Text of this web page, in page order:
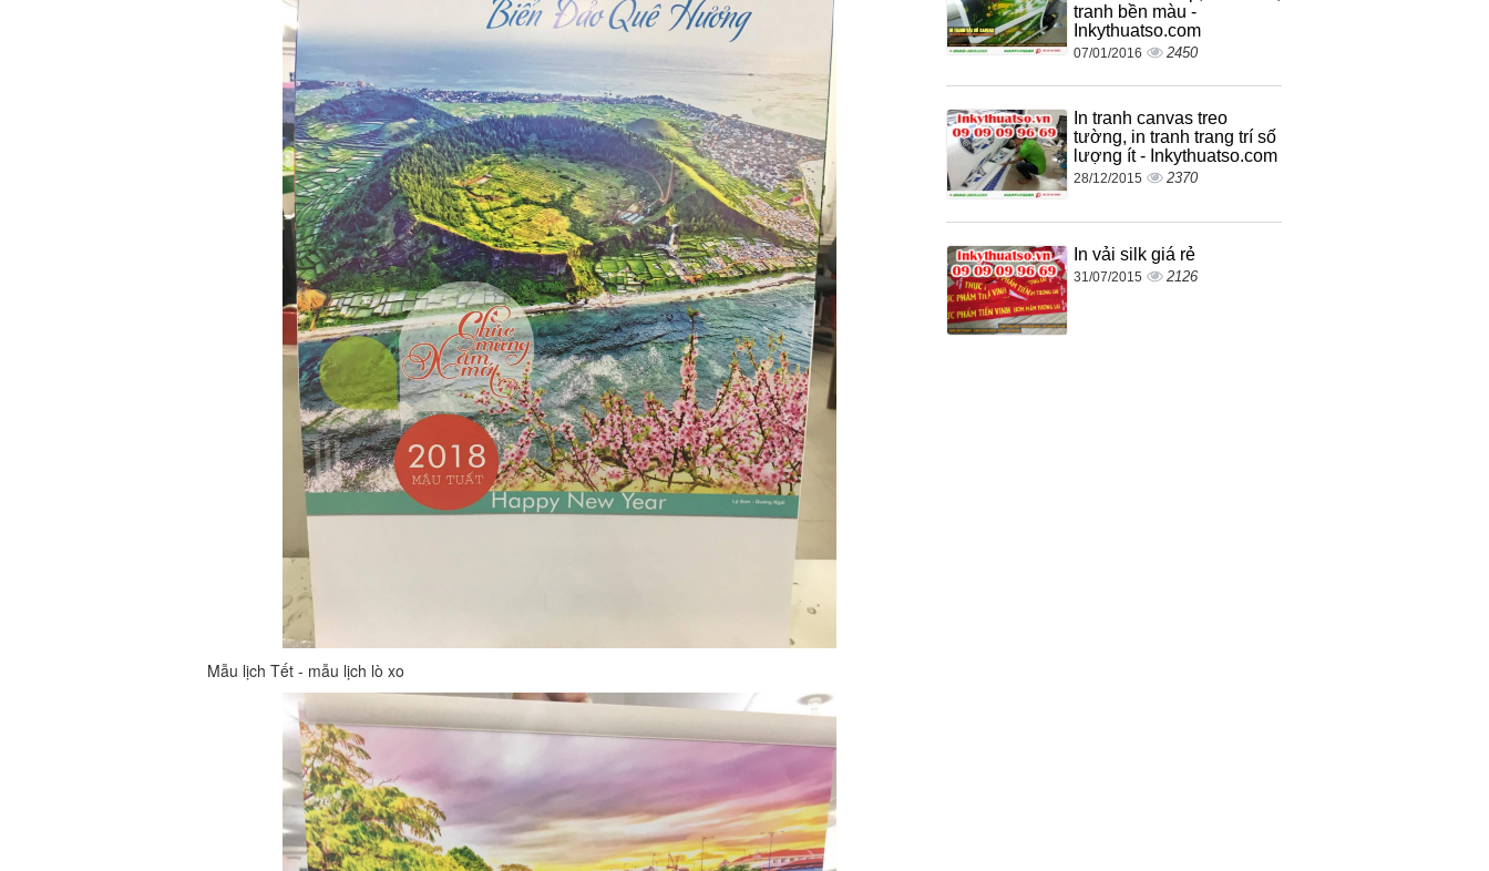
Mẫu lịch Tết - mẫu lịch lò xo
tranh bền màu -
Inkythuatso.com
07/01/2016 2450
In tranh canvas treo
tường, in tranh trang trí số
lượng ít - Inkythuatso.com
28/12/2015 2370
In vải silk giá rẻ
31/07/2015 2126